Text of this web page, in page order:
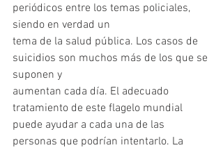
periódicos entre los temas policiales,
siendo en verdad un
tema de la salud pública. Los casos de
suicidios son muchos más de los que se
suponen y
aumentan cada día. El adecuado
tratamiento de este flagelo mundial
puede ayudar a cada una de las
personas que podrían intentarlo. La